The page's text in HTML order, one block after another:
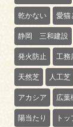
乾かない 愛猫
静岡 三和建設
発火防止 工務
天然芝 人工芝
アカシア 広葉
陽当たり ト